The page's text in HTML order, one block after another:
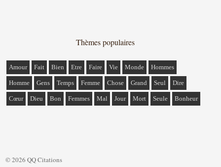
Thèmes populaires
Amour Fait Bien Etre Faire Vie Monde Hommes
Homme Gens Temps Femme Chose Grand Seul Dire
Cœur Dieu Bon Femmes Mal Jour Mort Seule Bonheur
© 2026 QQ Citations